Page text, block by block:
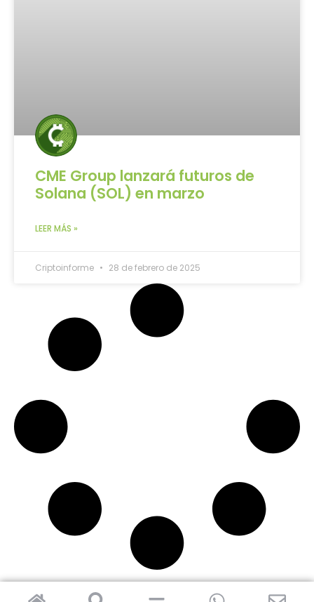
CME Group lanzará futuros de
Solana (SOL) en marzo
LEER MÁS »
Criptoinforme 28 de febrero de 2025